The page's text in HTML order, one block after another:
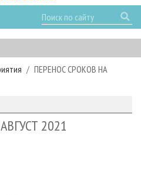
ПЕРЕНОС СРОКОВ НА
2021